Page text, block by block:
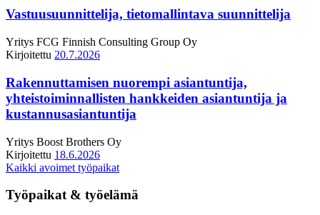
Vastuusuunnittelija, tietomallintava suunnittelija
Yritys FCG Finnish Consulting Group Oy
Kirjoitettu 20.7.2026
Rakennuttamisen nuorempi asiantuntija,
yhteistoiminnallisten hankkeiden asiantuntija ja
kustannusasiantuntija
Yritys Boost Brothers Oy
Kirjoitettu 18.6.2026
Kaikki avoimet työpaikat
Työpaikat & työelämä